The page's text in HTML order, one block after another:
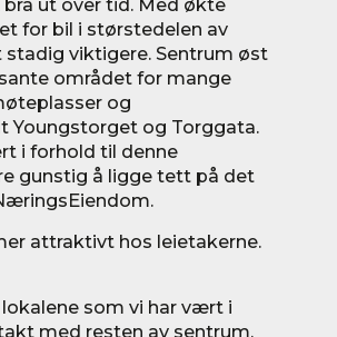
for bil i størstedelen av
viktigere. Sentrum øst
området for mange
og
Youngstorget og Torggata.
i forhold til denne
gunstig å ligge tett på det
attraktivt hos leietakerne.
som vi har vært i
med resten av sentrum,